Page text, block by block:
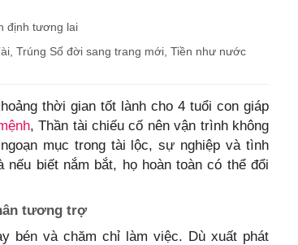
định tương lai
Trúng Số đời sang trang mới, Tiền như nước
thời gian tốt lành cho 4 tuổi con giáp
, Thần tài chiếu cố nên vận trình không
mục trong tài lộc, sự nghiệp và tình
biết nắm bắt, họ hoàn toàn có thể đổi
tương trợ
bén và chăm chỉ làm việc. Dù xuất phát